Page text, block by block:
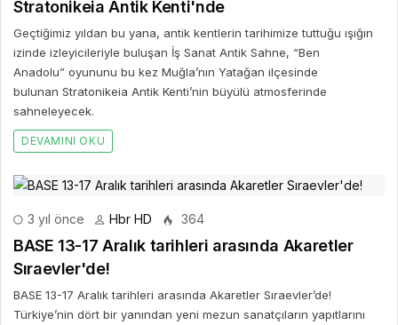
Stratonikeia Antik Kenti'nde
Geçtiğimiz yıldan bu yana, antik kentlerin tarihimize tuttuğu ışığın
izinde izleyicileriyle buluşan İş Sanat Antik Sahne, “Ben
Anadolu” oyununu bu kez Muğla’nın Yatağan ilçesinde
bulunan Stratonikeia Antik Kenti’nin büyülü atmosferinde
sahneleyecek.
DEVAMINI OKU
3 yıl önce Hbr HD 364
BASE 13-17 Aralık tarihleri arasında Akaretler
Sıraevler'de!
BASE 13-17 Aralık tarihleri arasında Akaretler Sıraevler’de!
Türkiye’nin dört bir yanından yeni mezun sanatçıların yapıtlarını